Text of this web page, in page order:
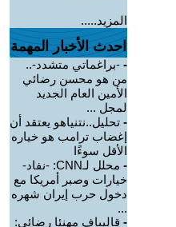
المزيد.....
احدث الأخبار المهمة
- -براغماتي متشدد-..
من هو محسن رضائي
الأمين العام الجديد
لمجل ...
- تحليل..نتنياهو يعتقد أن
إغضاب ترامب هو خياره
الأقل سوءًا
-
محلل لـCNN: -نفاد-
خيارات وصبر أمريكا مع
دخول حرب إيران شهره
...
- قاليباف مهنئا رضائي: